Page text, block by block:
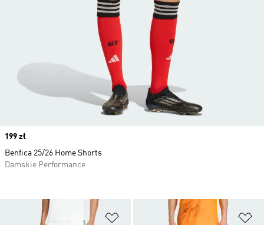
Dodaj do listy życzeń
Price
199 zł
Benfica 25/26 Home Shorts
Damskie Performance